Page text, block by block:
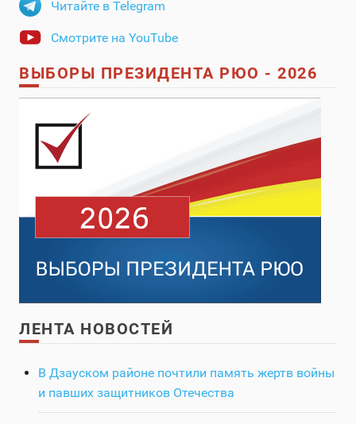
Читайте в Telegram
Смотрите на YouTube
ВЫБОРЫ ПРЕЗИДЕНТА РЮО - 2026
ЛЕНТА НОВОСТЕЙ
В Дзауском районе почтили память жертв войны
и павших защитников Отечества